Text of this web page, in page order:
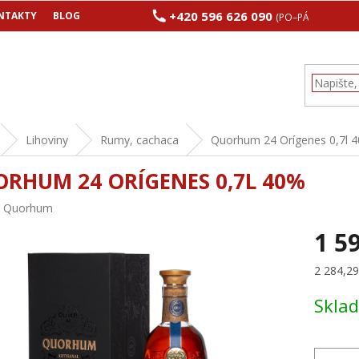
BLOG +420 596 626 090 (PO–PÁ 8:00–17:00)
Lihoviny Rumy, cachaca Quorhum 24 Orígenes 0,7l
24 ORÍGENES 0,7L 40%
Quorhum
1
Měrná
2